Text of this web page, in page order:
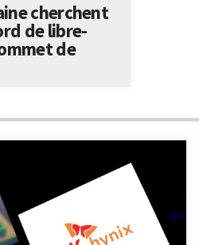
cherchent
de libre-
de